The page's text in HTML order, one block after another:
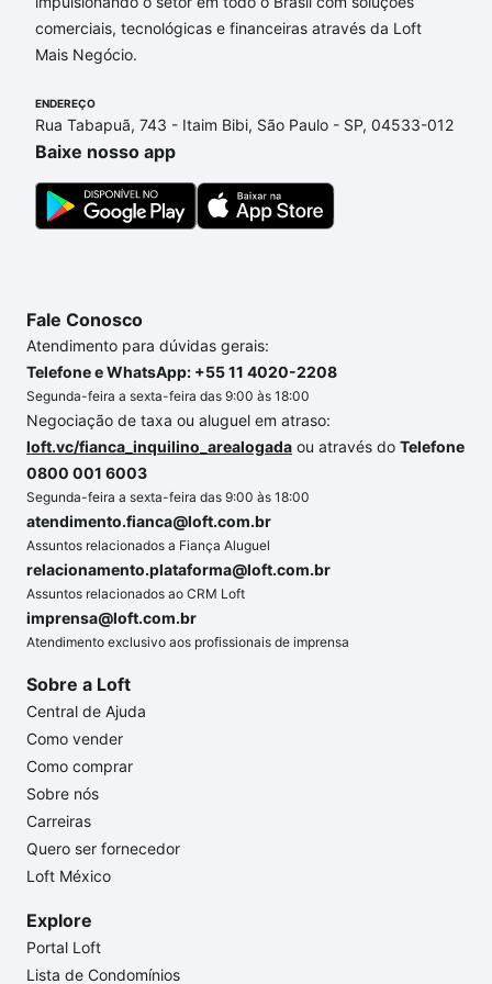
com nossas opções de financiamento imobiliário as
parcelas podem se adequar ao seu orçamento. Se
processo de compra, veja em nosso portal
custa comprar um apartamento e conte com a
gente para comprar o imóvel dos seus sonhos com
segurança e conforto. Loft, com você até as
chaves.
comerciais, tecnológicas e financeiras através da Loft
Mais Negócio.
ENDEREÇO
Rua Tabapuã, 743 - Itaim Bibi, São Paulo - SP, 04533-012
Baixe nosso app
Fale Conosco
Atendimento para dúvidas gerais:
Telefone e WhatsApp: +55 11 4020-2208
Segunda-feira a sexta-feira das 9:00 às 18:00
Negociação de taxa ou aluguel em atraso:
loft.vc/fianca_inquilino_arealogada ou através do Telefone
0800 001 6003
Segunda-feira a sexta-feira das 9:00 às 18:00
atendimento.fianca@loft.com.br
Assuntos relacionados a Fiança Aluguel
relacionamento.plataforma@loft.com.br
Assuntos relacionados ao CRM Loft
imprensa@loft.com.br
Atendimento exclusivo aos profissionais de imprensa
Sobre a Loft
Central de Ajuda
Como vender
Como comprar
Sobre nós
Carreiras
Quero ser fornecedor
Loft México
Explore
Portal Loft
Lista de Condomínios